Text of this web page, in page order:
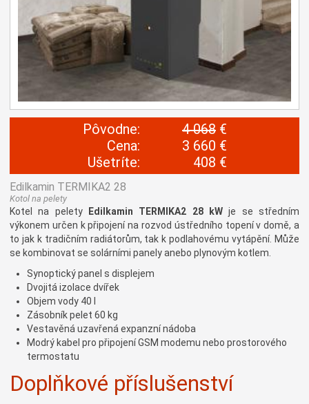
Pôvodne: 4 068 €
Cena:
3 660 €
Ušetríte:
408 €
Edilkamin TERMIKA2 28
Kotol na pelety
Kotel na pelety Edilkamin TERMIKA2 28 kW je se středním
výkonem určen k připojení na rozvod ústředního topení v domě, a
to jak k tradičním radiátorům, tak k podlahovému vytápění. Může
se kombinovat se solárními panely anebo plynovým kotlem.
Synoptický panel s displejem
Dvojitá izolace dvířek
Objem vody 40 l
Zásobník pelet 60 kg
Vestavěná uzavřená expanzní nádoba
Modrý kabel pro připojení GSM modemu nebo prostorového
termostatu
Doplňkové příslušenství